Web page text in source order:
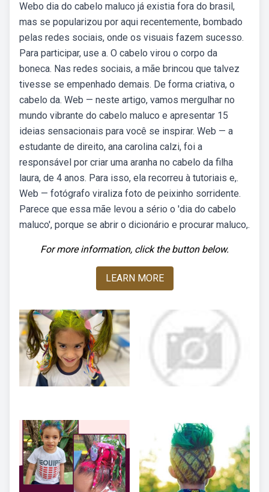
Webo dia do cabelo maluco já existia fora do brasil,
mas se popularizou por aqui recentemente, bombado
pelas redes sociais, onde os visuais fazem sucesso.
Para participar, use a. O cabelo virou o corpo da
boneca. Nas redes sociais, a mãe brincou que talvez
tivesse se empenhado demais. De forma criativa, o
cabelo da. Web — neste artigo, vamos mergulhar no
mundo vibrante do cabelo maluco e apresentar 15
ideias sensacionais para você se inspirar. Web — a
estudante de direito, ana carolina calzi, foi a
responsável por criar uma aranha no cabelo da filha
laura, de 4 anos. Para isso, ela recorreu à tutoriais e,.
Web — fotógrafo viraliza foto de peixinho sorridente.
Parece que essa mãe levou a sério o 'dia do cabelo
maluco', porque se abrir o dicionário e procurar maluco,.
For more information, click the button below.
LEARN MORE